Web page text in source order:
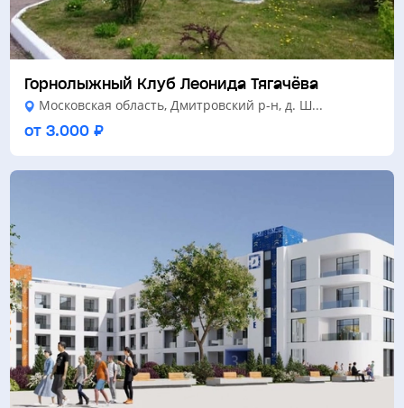
Горнолыжный Клуб Леонида Тягачёва
Московская область, Дмитровский р-н, д. Ш...
от 3.000 ₽